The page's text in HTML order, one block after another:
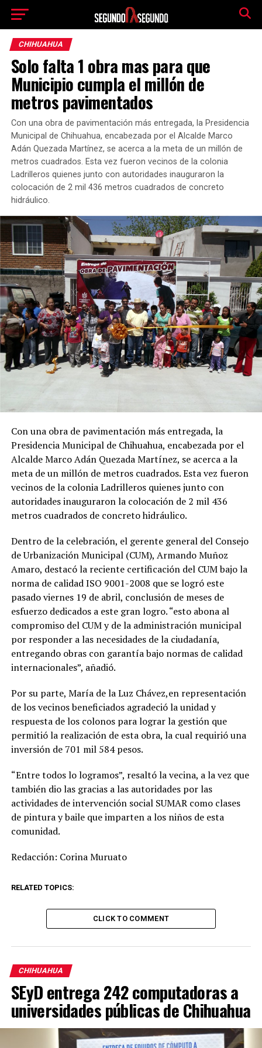
CHIHUAHUA
Solo falta 1 obra mas para que
Municipio cumpla el millón de
metros pavimentados
Con una obra de pavimentación más entregada, la Presidencia
Municipal de Chihuahua, encabezada por el Alcalde Marco
Adán Quezada Martínez, se acerca a la meta de un millón de
metros cuadrados. Esta vez fueron vecinos de la colonia
Ladrilleros quienes junto con autoridades inauguraron la
colocación de 2 mil 436 metros cuadrados de concreto
hidráulico.
Con una obra de pavimentación más entregada, la
Presidencia Municipal de Chihuahua, encabezada por el
Alcalde Marco Adán Quezada Martínez, se acerca a la
meta de un millón de metros cuadrados. Esta vez fueron
vecinos de la colonia Ladrilleros quienes junto con
autoridades inauguraron la colocación de 2 mil 436
metros cuadrados de concreto hidráulico.
Dentro de la celebración, el gerente general del Consejo
de Urbanización Municipal (CUM), Armando Muñoz
Amaro, destacó la reciente certificación del CUM bajo la
norma de calidad ISO 9001-2008 que se logró este
pasado viernes 19 de abril, conclusión de meses de
esfuerzo dedicados a este gran logro. “esto abona al
compromiso del CUM y de la administración municipal
por responder a las necesidades de la ciudadanía,
entregando obras con garantía bajo normas de calidad
internacionales”, añadió.
Por su parte, María de la Luz Chávez,en representación
de los vecinos beneficiados agradeció la unidad y
respuesta de los colonos para lograr la gestión que
permitió la realización de esta obra, la cual requirió una
inversión de 701 mil 584 pesos.
“Entre todos lo logramos”, resaltó la vecina, a la vez que
también dio las gracias a las autoridades por las
actividades de intervención social SUMAR como clases
de pintura y baile que imparten a los niños de esta
comunidad.
Redacción: Corina Muruato
RELATED TOPICS:
CLICK TO COMMENT
CHIHUAHUA
SEyD entrega 242 computadoras a
universidades públicas de Chihuahua